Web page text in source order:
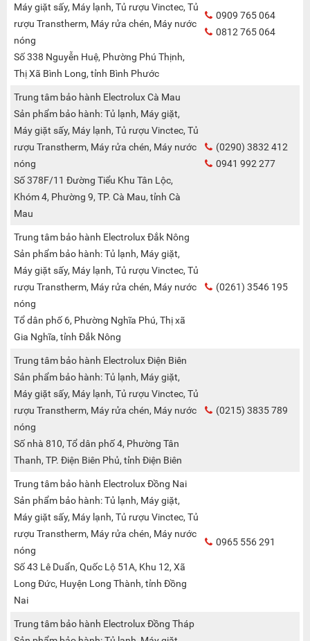
Máy giặt sấy, Máy lạnh, Tủ rượu Vinctec, Tủ
rượu Transtherm, Máy rửa chén, Máy nước
nóng
Số 338 Nguyễn Huệ, Phường Phú Thịnh,
Thị Xã Bình Long, tỉnh Bình Phước
0909 765 064
0812 765 064
Trung tâm bảo hành Electrolux Cà Mau
Sản phẩm bảo hành: Tủ lạnh, Máy giặt,
Máy giặt sấy, Máy lạnh, Tủ rượu Vinctec, Tủ
rượu Transtherm, Máy rửa chén, Máy nước
nóng
Số 378F/11 Đường Tiểu Khu Tân Lộc,
Khóm 4, Phường 9, TP. Cà Mau, tỉnh Cà
Mau
(0290) 3832 412
0941 992 277
Trung tâm bảo hành Electrolux Đắk Nông
Sản phẩm bảo hành: Tủ lạnh, Máy giặt,
Máy giặt sấy, Máy lạnh, Tủ rượu Vinctec, Tủ
rượu Transtherm, Máy rửa chén, Máy nước
nóng
Tổ dân phố 6, Phường Nghĩa Phú, Thị xã
Gia Nghĩa, tỉnh Đắk Nông
(0261) 3546 195
Trung tâm bảo hành Electrolux Điện Biên
Sản phẩm bảo hành: Tủ lạnh, Máy giặt,
Máy giặt sấy, Máy lạnh, Tủ rượu Vinctec, Tủ
rượu Transtherm, Máy rửa chén, Máy nước
nóng
Số nhà 810, Tổ dân phố 4, Phường Tân
Thanh, TP. Điện Biên Phủ, tỉnh Điện Biên
(0215) 3835 789
Trung tâm bảo hành Electrolux Đồng Nai
Sản phẩm bảo hành: Tủ lạnh, Máy giặt,
Máy giặt sấy, Máy lạnh, Tủ rượu Vinctec, Tủ
rượu Transtherm, Máy rửa chén, Máy nước
nóng
Số 43 Lê Duẩn, Quốc Lộ 51A, Khu 12, Xã
Long Đức, Huyện Long Thành, tỉnh Đồng
Nai
0965 556 291
Trung tâm bảo hành Electrolux Đồng Tháp